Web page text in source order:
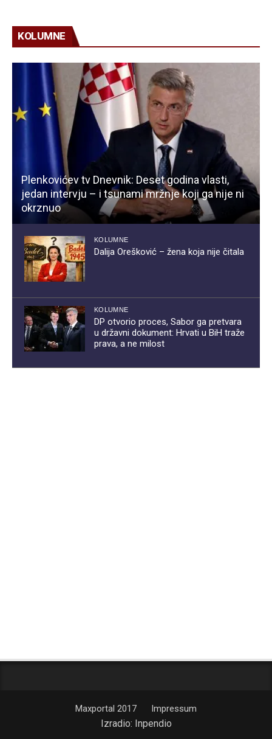
KOLUMNE
Plenkovićev tv Dnevnik: Deset godina vlasti,
jedan intervju – i tsunami mržnje koji ga nije ni
okrznuo
KOLUMNE
Dalija Orešković – žena koja nije čitala
KOLUMNE
DP otvorio proces, Sabor ga pretvara
u državni dokument: Hrvati u BiH traže
prava, a ne milost
Maxportal 2017 Impressum
Izradio: Inpendio